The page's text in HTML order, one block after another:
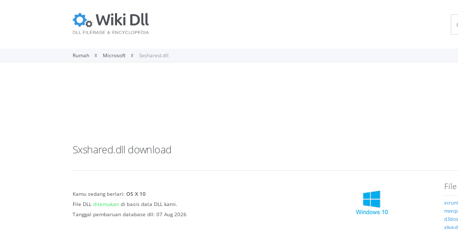
Rumah Microsoft Sxshared.dll
Sxshared.dll download
Kamu sedang berlari: OS X 10
File DLL ditemukan di basis data DLL kami.
Tanggal pembaruan database dll: 07 Aug 2026